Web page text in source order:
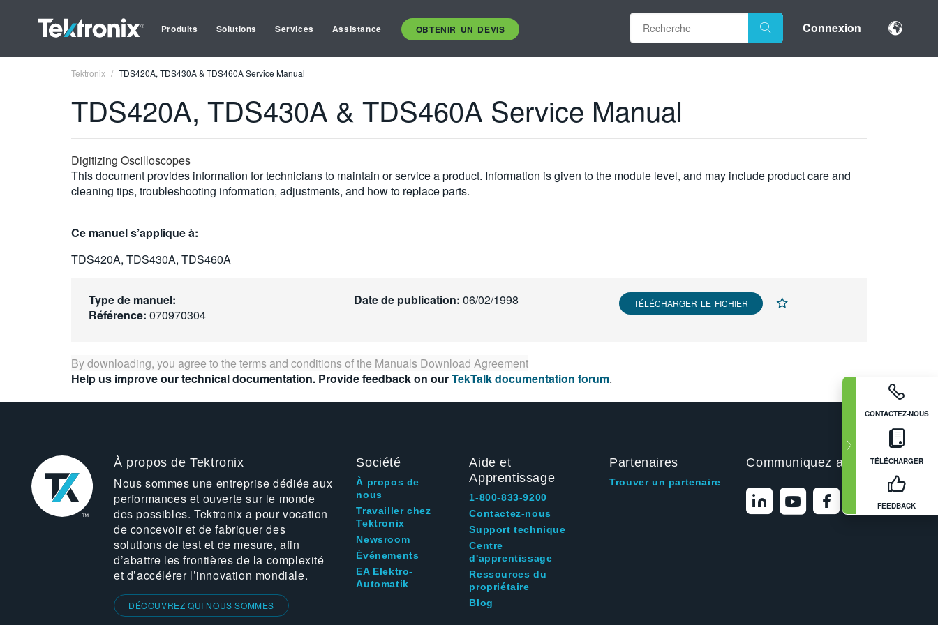
Produits Solutions Services Assistance OBTENIR UN DEVIS Connexion
CONTACTEZ-NOUS
TÉLÉCHARGER
FEEDBACK
Tektronix TDS420A, TDS430A & TDS460A Service Manual
TDS420A, TDS430A & TDS460A Service Manual
Digitizing Oscilloscopes
This document provides information for technicians to maintain or service a product. Information is given to the module level, and may include product care and
cleaning tips, troubleshooting information, adjustments, and how to replace parts.
Ce manuel s’applique à:
TDS420A, TDS430A, TDS460A
Type de manuel:
Référence: 070970304
Date de publication: 06/02/1998 TÉLÉCHARGER LE FICHIER
By downloading, you agree to the terms and conditions of the Manuals Download Agreement
Help us improve our technical documentation. Provide feedback on ourTekTalk documentation forum.
À propos de Tektronix
Nous sommes une entreprise dédiée aux
performances et ouverte sur le monde
des possibles. Tektronix a pour vocation
de concevoir et de fabriquer des
solutions de test et de mesure, afin
d’abattre les frontières de la complexité
et d’accélérer l’innovation mondiale.
DÉCOUVREZ QUI NOUS SOMMES
Société
À propos de
nous
Travailler chez
Tektronix
Newsroom
Événements
EA Elektro-
Automatik
Aide et
Apprentissage
1-800-833-9200
Contactez-nous
Support technique
Centre
d'apprentissage
Ressources du
propriétaire
Blog
Partenaires
Trouver un partenaire
Communiquez avec nous